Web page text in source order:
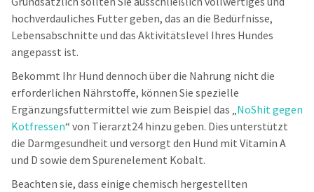
hochverdauliches Futter geben, das an die Bedürfnisse,
Lebensabschnitte und das Aktivitätslevel Ihres Hundes
angepasst ist.
Bekommt Ihr Hund dennoch über die Nahrung nicht die
erforderlichen Nährstoffe, können Sie spezielle
Ergänzungsfuttermittel wie zum Beispiel das „NoShit gegen
Kotfressen“ von Tierarzt24 hinzu geben. Dies unterstützt
die Darmgesundheit und versorgt den Hund mit Vitamin A
und D sowie dem Spurenelement Kobalt.
Beachten sie, dass einige chemisch hergestellten